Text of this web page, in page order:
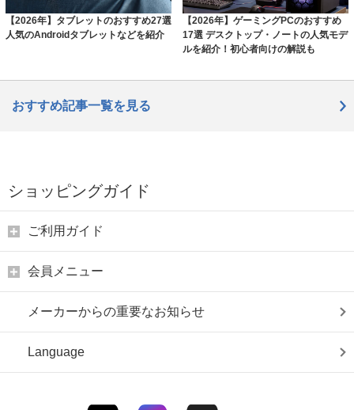
【2026年】タブレットのおすすめ27選
人気のAndroidタブレットなどを紹介
【2026年】ゲーミングPCのおすすめ
17選 デスクトップ・ノートの人気モデ
ルを紹介！初心者向けの解説も
おすすめ記事一覧を見る
ショッピングガイド
ご利用ガイド
会員メニュー
メーカーからの重要なお知らせ
Language